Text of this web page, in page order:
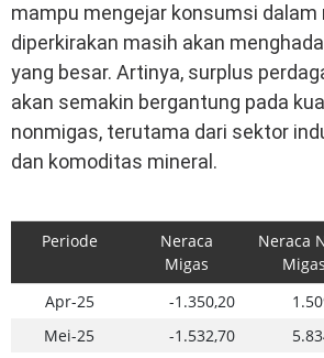
mampu mengejar konsumsi dalam
diperkirakan masih akan
yang besar. Artinya, surplus
akan semakin bergantung pada
nonmigas, terutama dari sektor
dan komoditas mineral.
Periode
Neraca
Migas
Neraca
Migas
Apr-25
-1.350,20
Mei-25
-1.532,70